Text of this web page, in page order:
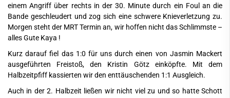
einem Angriff über rechts in der 30. Minute durch ein Foul an die
Bande geschleudert und zog sich eine schwere Knieverletzung zu.
Morgen steht der MRT Termin an, wir hoffen nicht das Schlimmste –
alles Gute Kaya !
Kurz darauf fiel das 1:0 für uns durch einen von Jasmin Mackert
ausgeführten Freistoß, den Kristin Götz einköpfte. Mit dem
Halbzeitpfiff kassierten wir den enttäuschenden 1:1 Ausgleich.
Auch in der 2. Halbzeit ließen wir nicht viel zu und so hatte Schott